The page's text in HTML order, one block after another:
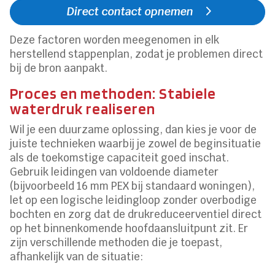
Direct contact opnemen
Deze factoren worden meegenomen in elk
herstellend stappenplan, zodat je problemen direct
bij de bron aanpakt.
Proces en methoden: Stabiele
waterdruk realiseren
Wil je een duurzame oplossing, dan kies je voor de
juiste technieken waarbij je zowel de beginsituatie
als de toekomstige capaciteit goed inschat.
Gebruik leidingen van voldoende diameter
(bijvoorbeeld 16 mm PEX bij standaard woningen),
let op een logische leidingloop zonder overbodige
bochten en zorg dat de drukreduceerventiel direct
op het binnenkomende hoofdaansluitpunt zit. Er
zijn verschillende methoden die je toepast,
afhankelijk van de situatie: